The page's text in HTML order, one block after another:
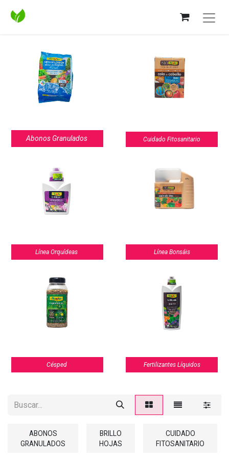
Abonos Granulados Cuidado Fitosanitario
Línea Orquídeas Línea Bonsáis
Césped Fertilizantes Líquidos
ABONOS
GRANULADOS
BRILLO
HOJAS
CUIDADO
FITOSANITARIO